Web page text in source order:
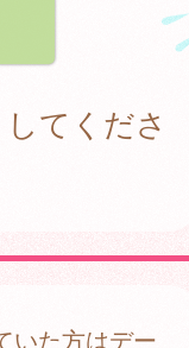
してくださ
いた方はデー